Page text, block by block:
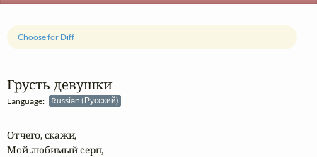
Грусть девушки
Language: Russian (Русский)
Choose for Diff
Отчего, скажи,
Мой любимый серп,